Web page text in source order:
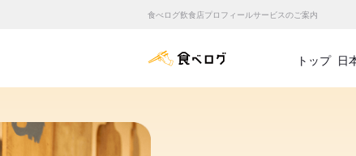
食べログ飲食店プロフィールサービスのご案内
食べログ店舗管理画面
トップ 日